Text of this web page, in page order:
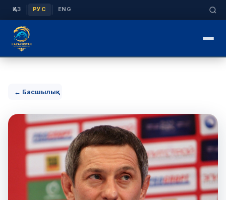
ҚАЗ РУС ENG
← Басшылық